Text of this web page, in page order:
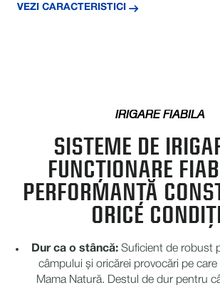
VEZI CARACTERISTICI
IRIGARE FIABILĂ
SISTEME DE
FUNCȚIONARE
PERFORMANȚĂ
ORICE
Dur ca o stâncă:Suficient de robust
câmpului și oricărei provocări pe
Mama Natură. Destul de dur pentru